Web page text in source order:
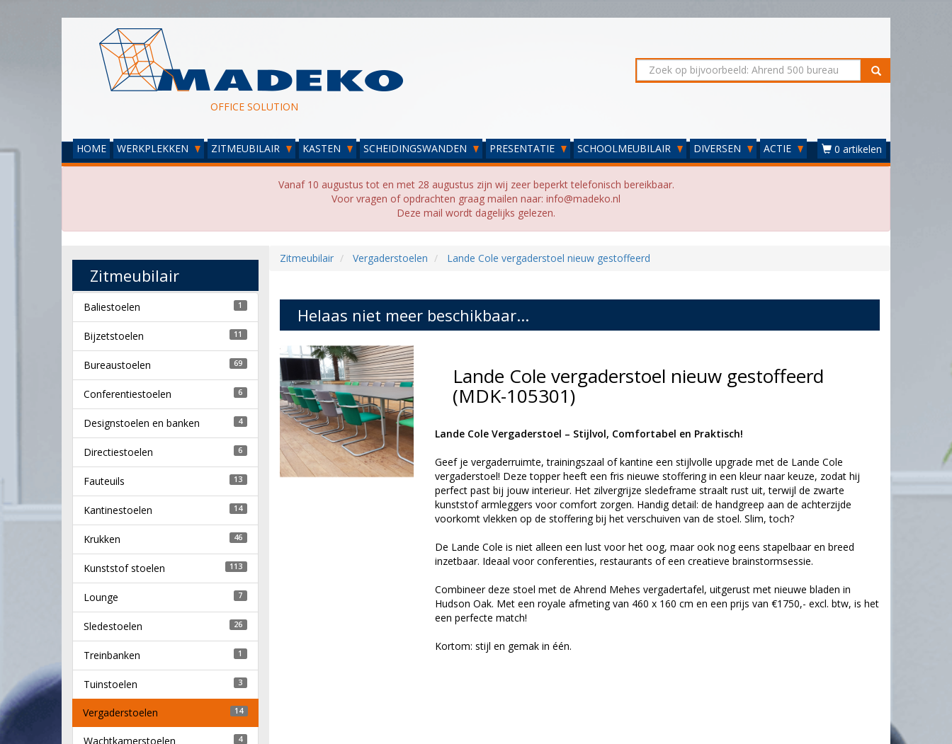
OFFICE SOLUTION
HOME WERKPLEKKEN ZITMEUBILAIR KASTEN SCHEIDINGSWANDEN PRESENTATIE SCHOOLMEUBILAIR DIVERSEN ACTIE 0 artikelen
Vanaf 10 augustus tot en met 28 augustus zijn wij zeer beperkt telefonisch bereikbaar.
Voor vragen of opdrachten graag mailen naar: info@madeko.nl
Deze mail wordt dagelijks gelezen.
Zitmeubilair Vergaderstoelen Lande Cole vergaderstoel nieuw gestoffeerd
Helaas niet meer beschikbaar...
Lande Cole vergaderstoel nieuw gestoffeerd
(MDK-105301)
Lande Cole Vergaderstoel – Stijlvol, Comfortabel en Praktisch!
Geef je vergaderruimte, trainingszaal of kantine een stijlvolle upgrade met de Lande Cole
vergaderstoel! Deze topper heeft een fris nieuwe stoffering in een kleur naar keuze, zodat hij
perfect past bij jouw interieur. Het zilvergrijze sledeframe straalt rust uit, terwijl de zwarte
kunststof armleggers voor comfort zorgen. Handig detail: de handgreep aan de achterzijde
voorkomt vlekken op de stoffering bij het verschuiven van de stoel. Slim, toch?
De Lande Cole is niet alleen een lust voor het oog, maar ook nog eens stapelbaar en breed
inzetbaar. Ideaal voor conferenties, restaurants of een creatieve brainstormsessie.
Combineer deze stoel met de Ahrend Mehes vergadertafel, uitgerust met nieuwe bladen in
Hudson Oak. Met een royale afmeting van 460 x 160 cm en een prijs van €1750,- excl. btw, is het
een perfecte match!
Kortom: stijl en gemak in één.
Zitmeubilair
Baliestoelen 1
Bijzetstoelen 11
Bureaustoelen 69
Conferentiestoelen 6
Designstoelen en banken 4
Directiestoelen 6
Fauteuils 13
Kantinestoelen 14
Krukken 46
Kunststof stoelen 113
Lounge 7
Sledestoelen 26
Treinbanken 1
Tuinstoelen 3
Vergaderstoelen 14
Wachtkamerstoelen 4